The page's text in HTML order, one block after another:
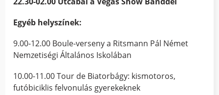
Egyéb helyszínek:
9.00-12.00 Boule-verseny a Ritsmann Pál Német
Nemzetiségi Általános Iskolában
10.00-11.00 Tour de Biatorbágy: kismotoros,
futóbiciklis felvonulás gyerekeknek